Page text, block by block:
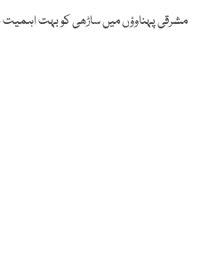
مشرقی پہناوؤں میں ساڑھی کو بہت